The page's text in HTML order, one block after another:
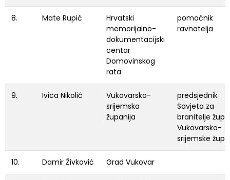
8. Mate Rupić
Hrvatski
memorijalno-
dokumentacijski
centar
Domovinskog
rata
pomoćnik
ravnatelja
9. Ivica Nikolić
Vukovarsko-
srijemska
županija
predsjednik
Savjeta za
branitelje
Vukovarsko-
srijemske
10. Damir Živković Grad Vukovar